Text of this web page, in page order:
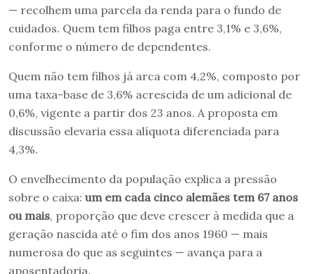
— recolhem uma parcela da renda para o fundo de
cuidados. Quem tem filhos paga entre 3,1% e 3,6%,
conforme o número de dependentes.
Quem não tem filhos já arca com 4,2%, composto por
uma taxa-base de 3,6% acrescida de um adicional de
0,6%, vigente a partir dos 23 anos. A proposta em
discussão elevaria essa alíquota diferenciada para
4,3%.
O envelhecimento da população explica a pressão
sobre o caixa: um em cada cinco alemães tem 67 anos
ou mais, proporção que deve crescer à medida que a
geração nascida até o fim dos anos 1960 — mais
numerosa do que as seguintes — avança para a
aposentadoria.